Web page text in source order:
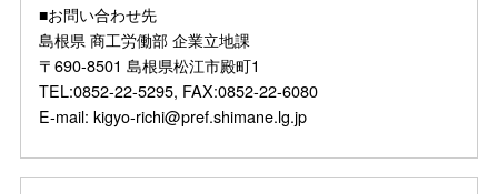
■お問い合わせ先
島根県 商工労働部 企業立地課
〒690-8501 島根県松江市殿町1
TEL:0852-22-5295, FAX:0852-22-6080
E-mail: kigyo-richi@pref.shimane.lg.jp